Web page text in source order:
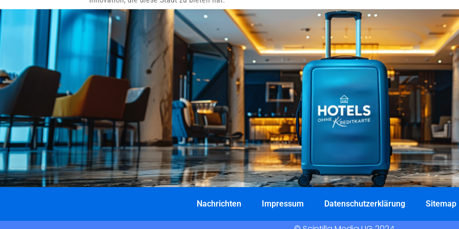
Nachrichten Impressum Datenschutzerklärung Sitemap